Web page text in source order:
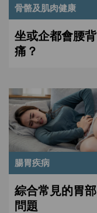
骨骼及肌肉健康
坐或企都會腰背
痛？
腸胃疾病
綜合常見的胃部
問題